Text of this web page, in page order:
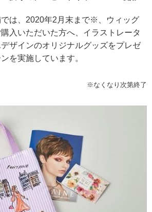
は、2020年2月末まで※、ウィッグ
入いただいた方へ、イラストレータ
ザインのオリジナルグッズをプレゼ
を実施しています。
※なくなり次第終了